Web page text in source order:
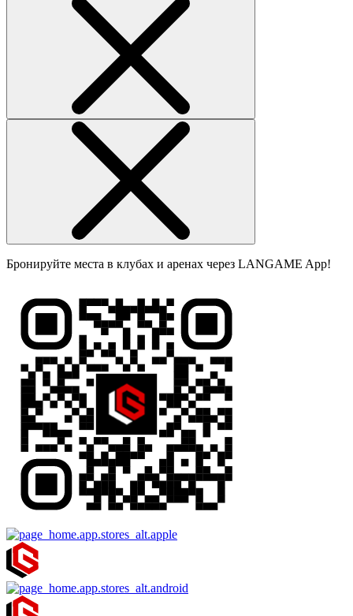
Бронируйте места в клубах и аренах через LANGAME App!